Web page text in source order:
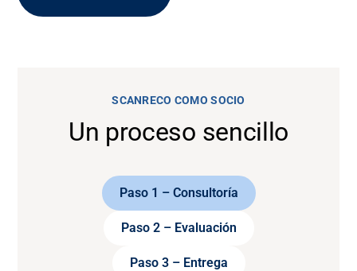
SCANRECO COMO SOCIO
Un proceso sencillo
Paso 1 – Consultoría
Paso 2 – Evaluación
Paso 3 – Entrega